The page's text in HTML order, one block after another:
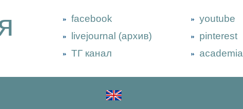
facebook
livejournal (архив)
ТГ канал
youtube
pinterest
academia